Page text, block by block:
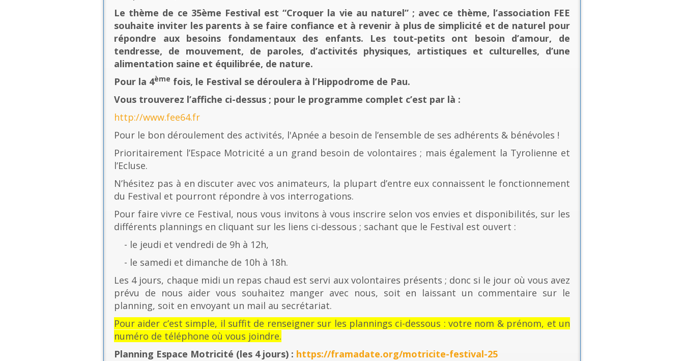
Le thème de ce 35ème Festival est “Croquer la vie au naturel” ; avec ce thème, l’association FEE
souhaite inviter les parents à se faire confiance et à revenir à plus de simplicité et de naturel pour
répondre aux besoins fondamentaux des enfants. Les tout-petits ont besoin d’amour, de
tendresse, de mouvement, de paroles, d’activités physiques, artistiques et culturelles, d’une
alimentation saine et équilibrée, de nature.
Pour la 4ème fois, le Festival se déroulera à l’Hippodrome de Pau.
Vous trouverez l’affiche ci-dessus ; pour le programme complet c’est par là :
http://www.fee64.fr
Pour le bon déroulement des activités, l'Apnée a besoin de l’ensemble de ses adhérents & bénévoles !
Prioritairement l’Espace Motricité a un grand besoin de volontaires ; mais également la Tyrolienne et
l’Ecluse.
N’hésitez pas à en discuter avec vos animateurs, la plupart d’entre eux connaissent le fonctionnement
du Festival et pourront répondre à vos interrogations.
Pour faire vivre ce Festival, nous vous invitons à vous inscrire selon vos envies et disponibilités, sur les
différents plannings en cliquant sur les liens ci-dessous ; sachant que le Festival est ouvert :
- le jeudi et vendredi de 9h à 12h,
- le samedi et dimanche de 10h à 18h.
Les 4 jours, chaque midi un repas chaud est servi aux volontaires présents ; donc si le jour où vous avez
prévu de nous aider vous souhaitez manger avec nous, soit en laissant un commentaire sur le
planning, soit en envoyant un mail au secrétariat.
Pour aider c’est simple, il suffit de renseigner sur les plannings ci-dessous : votre nom & prénom, et un
numéro de téléphone où vous joindre.
Planning Espace Motricité (les 4 jours) : https://framadate.org/motricite-festival-25